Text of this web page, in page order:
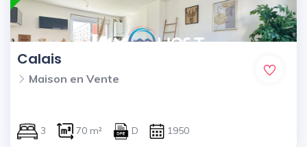
Calais
Maison en Vente
3 70 m² D 1950